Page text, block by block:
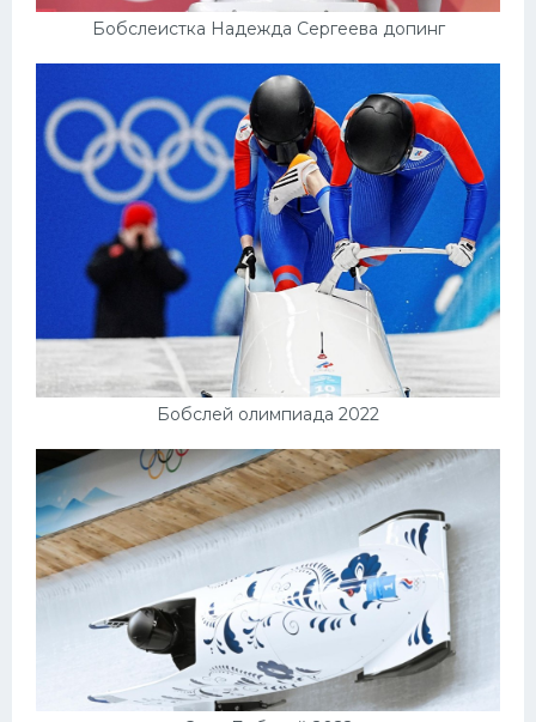
Бобслеистка Надежда Сергеева допинг
Бобслей олимпиада 2022